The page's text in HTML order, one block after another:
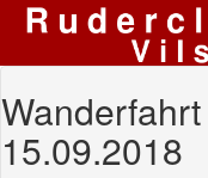
15.09.2018